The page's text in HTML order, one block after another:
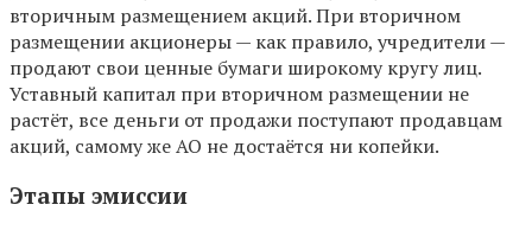
вторичным размещением акций. При вторичном
размещении акционеры — как правило, учредители —
продают свои ценные бумаги широкому кругу лиц.
Уставный капитал при вторичном размещении не
растёт, все деньги от продажи поступают продавцам
акций, самому же АО не достаётся ни копейки.
Этапы эмиссии